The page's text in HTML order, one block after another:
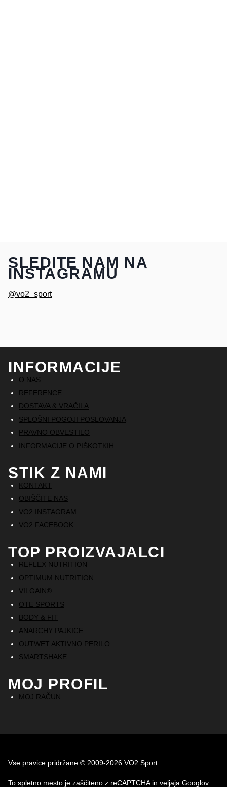
SLEDITE NAM NA
INSTAGRAMU
@vo2_sport
INFORMACIJE
O NAS
REFERENCE
DOSTAVA & VRAČILA
SPLOŠNI POGOJI POSLOVANJA
PRAVNO OBVESTILO
INFORMACIJE O PIŠKOTKIH
STIK Z NAMI
KONTAKT
OBIŠČITE NAS
VO2 INSTAGRAM
VO2 FACEBOOK
TOP PROIZVAJALCI
REFLEX NUTRITION
OPTIMUM NUTRITION
VILGAIN®
OTE SPORTS
BODY & FIT
ANARCHY PAJKICE
OUTWET AKTIVNO PERILO
SMARTSHAKE
MOJ PROFIL
MOJ RAČUN
Vse pravice pridržane © 2009-2026 VO2 Sport
To spletno mesto je zaščiteno z reCAPTCHA in veljaja Googlov